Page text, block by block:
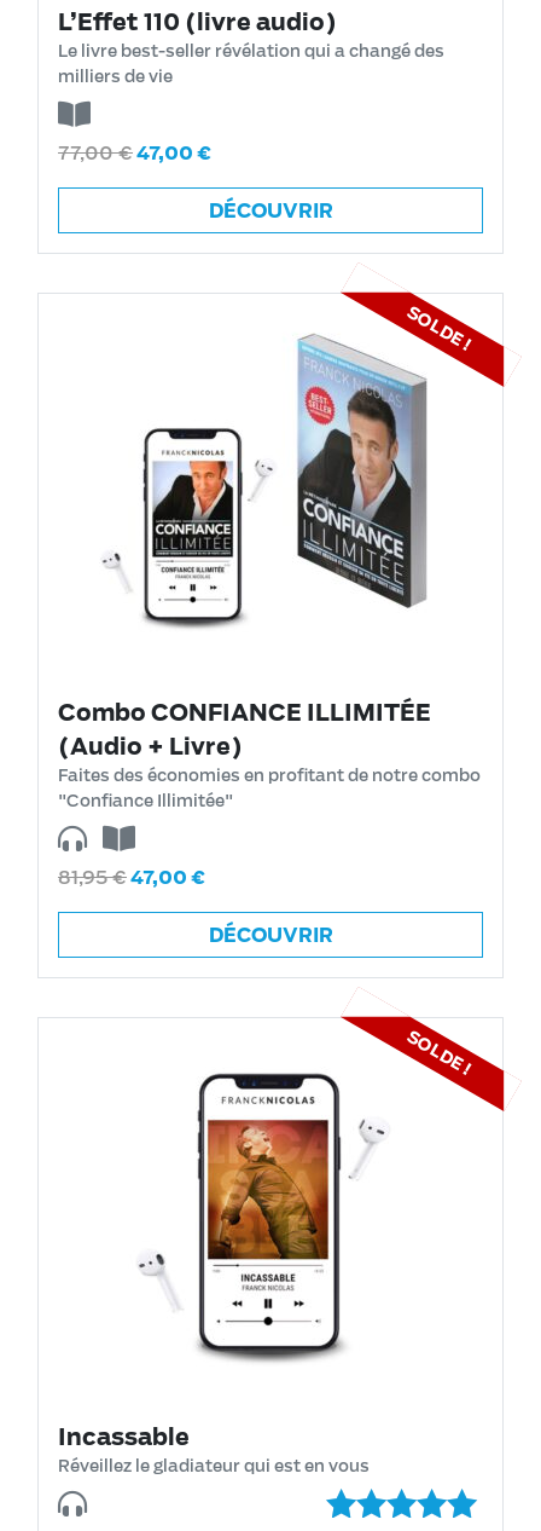
L’Effet 110 (livre audio)
Le livre best-seller révélation qui a changé des
milliers de vie
77,00€47,00€
DÉCOUVRIR
SOLDE !
Combo CONFIANCE ILLIMITÉE
(Audio + Livre)
Faites des économies en profitant de notre combo
"Confiance Illimitée"
81,95€47,00€
DÉCOUVRIR
SOLDE !
Incassable
Réveillez le gladiateur qui est en vous